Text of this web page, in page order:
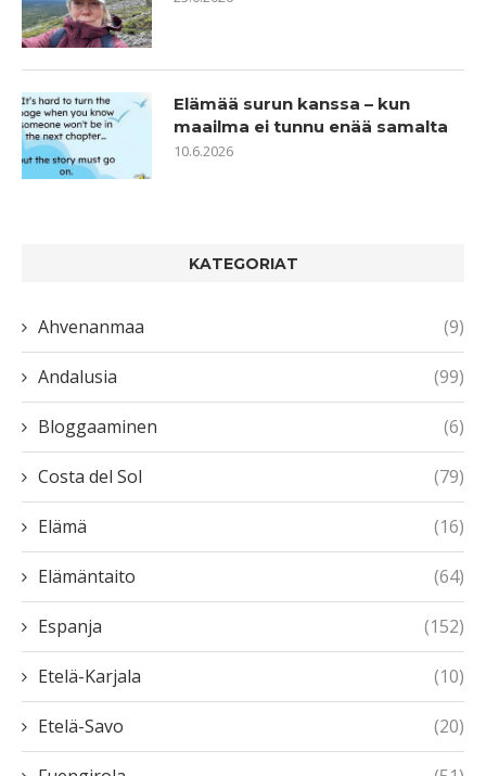
Elämää surun kanssa – kun
maailma ei tunnu enää samalta
10.6.2026
KATEGORIAT
Ahvenanmaa (9)
Andalusia (99)
Bloggaaminen (6)
Costa del Sol (79)
Elämä (16)
Elämäntaito (64)
Espanja (152)
Etelä-Karjala (10)
Etelä-Savo (20)